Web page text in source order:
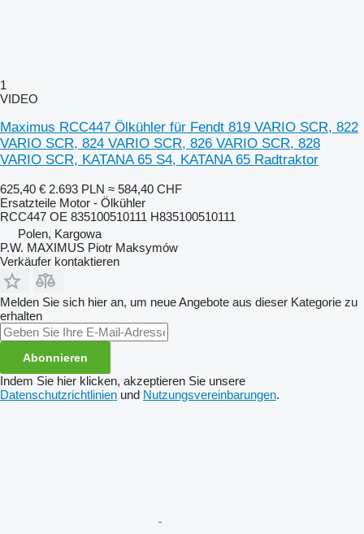
1
VIDEO
Maximus RCC447 Ölkühler für Fendt 819 VARIO SCR, 822
VARIO SCR, 824 VARIO SCR, 826 VARIO SCR, 828
VARIO SCR, KATANA 65 S4, KATANA 65 Radtraktor
625,40 € 2.693 PLN ≈ 584,40 CHF
Ersatzteile Motor - Ölkühler
RCC447 OE 835100510111 H835100510111
Polen, Kargowa
P.W. MAXIMUS Piotr Maksymów
Verkäufer kontaktieren
Melden Sie sich hier an, um neue Angebote aus dieser Kategorie zu
erhalten
Abonnieren
Indem Sie hier klicken, akzeptieren Sie unsere
Datenschutzrichtlinien und Nutzungsvereinbarungen.